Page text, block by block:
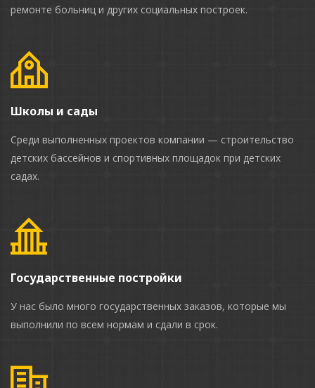
ремонте больниц и других социальных построек.
Школы и сады
Среди выполненных проектов компании — строительство
детских бассейнов и спортивных площадок при детских
садах.
Государственные постройки
У нас было много государственных заказов, которые мы
выполнили по всем нормам и сдали в срок.